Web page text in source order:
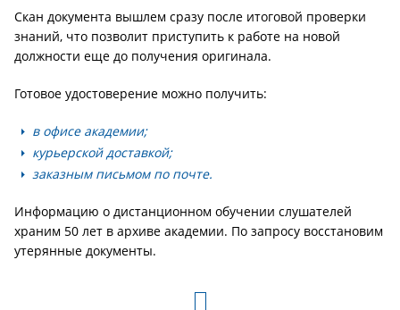
Скан документа вышлем сразу после итоговой проверки
знаний, что позволит приступить к работе на новой
должности еще до получения оригинала.
Готовое удостоверение можно получить:
в офисе академии;
курьерской доставкой;
заказным письмом по почте.
Информацию о дистанционном обучении слушателей
храним 50 лет в архиве академии. По запросу восстановим
утерянные документы.